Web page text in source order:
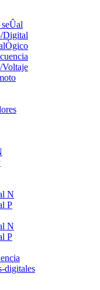
Digital
Voltaje
N
P
N
P
digitales